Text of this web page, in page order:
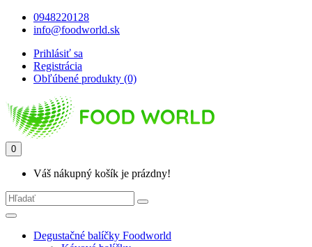
0948220128
info@foodworld.sk
Prihlásiť sa
Registrácia
Obľúbené produkty (0)
0
Váš nákupný košík je prázdny!
Degustačné balíčky Foodworld